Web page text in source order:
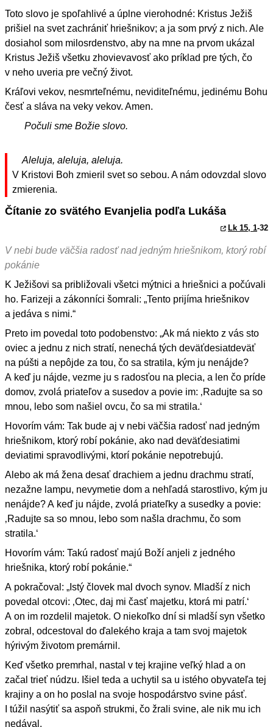
Toto slovo je spoľahlivé a úplne vierohodné: Kristus Ježiš
prišiel na svet zachrániť hriešnikov; a ja som prvý z nich. Ale
dosiahol som milosrdenstvo, aby na mne na prvom ukázal
Kristus Ježiš všetku zhovievavosť ako príklad pre tých, čo
v neho uveria pre večný život.
Kráľovi vekov, nesmrteľnému, neviditeľnému, jedinému Bohu
česť a sláva na veky vekov. Amen.
Počuli sme Božie slovo.
Aleluja, aleluja, aleluja.
V Kristovi Boh zmieril svet so sebou. A nám odovzdal slovo
zmierenia.
Čítanie zo svätého Evanjelia podľa Lukáša
Lk 15, 1-32
V nebi bude väčšia radosť nad jedným hriešnikom, ktorý robí
pokánie
K Ježišovi sa približovali všetci mýtnici a hriešnici a počúvali
ho. Farizeji a zákonníci šomrali: „Tento prijíma hriešnikov
a jedáva s nimi.“
Preto im povedal toto podobenstvo: „Ak má niekto z vás sto
oviec a jednu z nich stratí, nenechá tých deväťdesiatdeväť
na púšti a nepôjde za tou, čo sa stratila, kým ju nenájde?
A keď ju nájde, vezme ju s radosťou na plecia, a len čo príde
domov, zvolá priateľov a susedov a povie im: ‚Radujte sa so
mnou, lebo som našiel ovcu, čo sa mi stratila.‘
Hovorím vám: Tak bude aj v nebi väčšia radosť nad jedným
hriešnikom, ktorý robí pokánie, ako nad deväťdesiatimi
deviatimi spravodlivými, ktorí pokánie nepotrebujú.
Alebo ak má žena desať drachiem a jednu drachmu stratí,
nezažne lampu, nevymetie dom a nehľadá starostlivo, kým ju
nenájde? A keď ju nájde, zvolá priateľky a susedky a povie:
‚Radujte sa so mnou, lebo som našla drachmu, čo som
stratila.‘
Hovorím vám: Takú radosť majú Boží anjeli z jedného
hriešnika, ktorý robí pokánie.“
A pokračoval: „Istý človek mal dvoch synov. Mladší z nich
povedal otcovi: ‚Otec, daj mi časť majetku, ktorá mi patrí.‘
A on im rozdelil majetok. O niekoľko dní si mladší syn všetko
zobral, odcestoval do ďalekého kraja a tam svoj majetok
hýrivým životom premárnil.
Keď všetko premrhal, nastal v tej krajine veľký hlad a on
začal trieť núdzu. Išiel teda a uchytil sa u istého obyvateľa tej
krajiny a on ho poslal na svoje hospodárstvo svine pásť.
I túžil nasýtiť sa aspoň strukmi, čo žrali svine, ale nik mu ich
nedával.